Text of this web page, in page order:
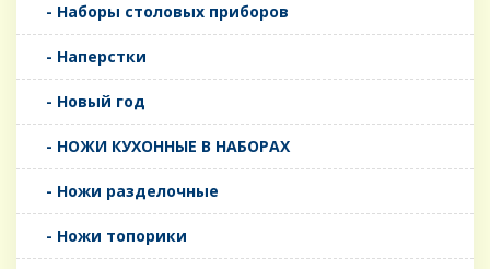
- Наборы столовых приборов
- Наперстки
- Новый год
- НОЖИ КУХОННЫЕ В НАБОРАХ
- Ножи разделочные
- Ножи топорики